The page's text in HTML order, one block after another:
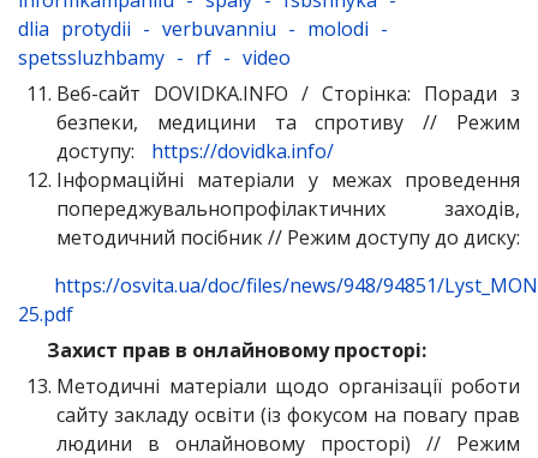
dlia protydii - verbuvanniu - molodi -
spetssluzhbamy - rf - video
Веб-сайт DOVIDKA.INFO / Сторінка: Поради з
безпеки, медицини та спротиву // Режим
доступу:
https://dovidka.info/
Інформаційні матеріали у межах проведення
попереджувальнопрофілактичних заходів,
методичний посібник // Режим доступу до диску:
https://osvita.ua/doc/files/news/948/94851/
25.pdf
Захист прав в онлайновому просторі:
Методичні матеріали щодо організації роботи
сайту закладу освіти (із фокусом на повагу прав
людини в онлайновому просторі) // Режим